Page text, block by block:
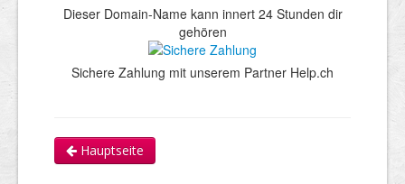
Dieser Domain-Name kann innert 24 Stunden dir
gehören
Sichere Zahlung mit unserem Partner Help.ch
Hauptseite